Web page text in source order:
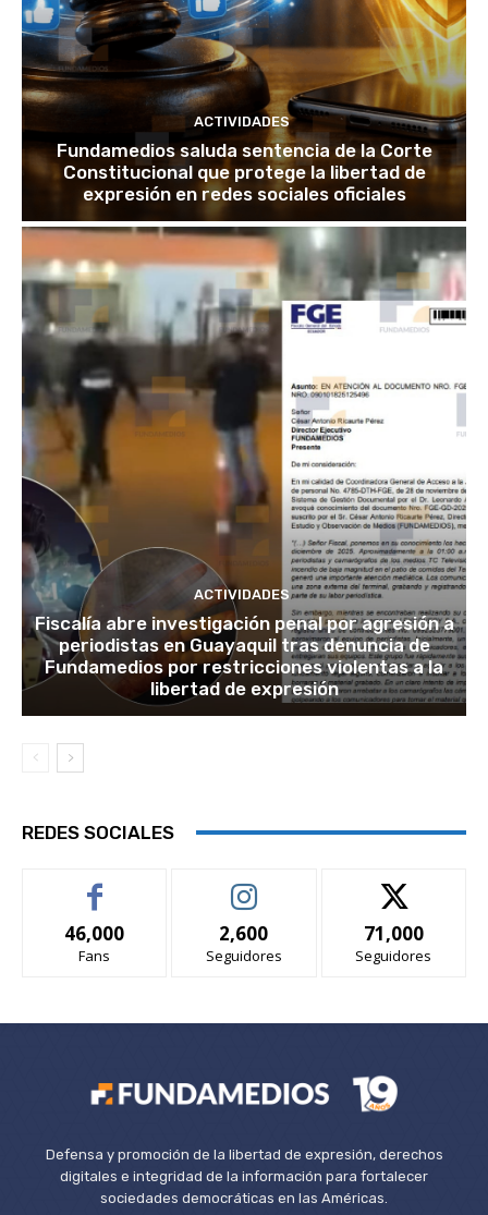
ACTIVIDADES
Fundamedios saluda sentencia de la Corte
Constitucional que protege la libertad de
expresión en redes sociales oficiales
ACTIVIDADES
Fiscalía abre investigación penal por agresión a
periodistas en Guayaquil tras denuncia de
Fundamedios por restricciones violentas a la
libertad de expresión
REDES SOCIALES
46,000
Fans
2,600
Seguidores
71,000
Seguidores
Defensa y promoción de la libertad de expresión, derechos
digitales e integridad de la información para fortalecer
sociedades democráticas en las Américas.